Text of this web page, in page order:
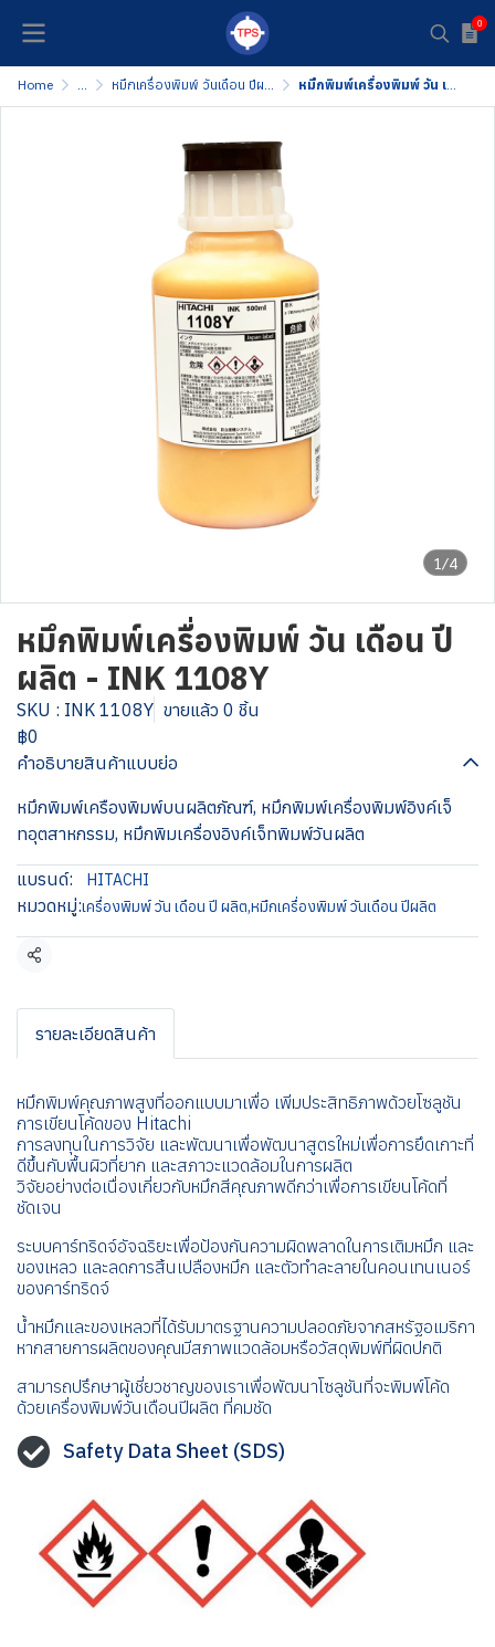
0
Home ... หมึกเครื่องพิมพ์ วันเดือน ปีผลิต หมึกพิมพ์เครื่องพิมพ์ วัน เดือน ปี ผลิต - INK 1108Y
1/4
หมึกพิมพ์เครื่องพิมพ์ วัน เดือน ปี
ผลิต - INK 1108Y
SKU : INK 1108Y ขายแล้ว 0 ชิ้น
฿0
คำอธิบายสินค้าแบบย่อ
หมึกพิมพ์เครืองพิมพ์บนผลิตภัณฑ์, หมึกพิมพ์เครื่องพิมพ์อิงค์เจ็
ทอุตสาหกรรม, หมึกพิมเครื่องอิงค์เจ็ทพิมพ์วันผลิต
แบรนด์: HITACHI
หมวดหมู่:เครื่องพิมพ์ วัน เดือน ปี ผลิต,หมึกเครื่องพิมพ์ วันเดือน ปีผลิต
แชร์
รายละเอียดสินค้า
หมึกพิมพ์คุณภาพสูงที่ออกแบบมาเพื่อ เพิ่มประสิทธิภาพด้วยโซลูชัน
การเขียนโค้ดของ Hitachi
การลงทุนในการวิจัย และพัฒนาเพื่อพัฒนาสูตรใหม่เพื่อการยึดเกาะที่
ดีขึ้นกับพื้นผิวที่ยาก และสภาวะแวดล้อมในการผลิต
วิจัยอย่างต่อเนื่องเกี่ยวกับหมึกสีคุณภาพดีกว่าเพื่อการเขียนโค้ดที่
ชัดเจน
ระบบคาร์ทริดจ์อัจฉริยะเพื่อป้องกันความผิดพลาดในการเติมหมึก และ
ของเหลว และลดการสิ้นเปลืองหมึก และตัวทำละลายในคอนเทนเนอร์
ของคาร์ทริดจ์
น้ำหมึกและของเหลวที่ได้รับมาตรฐานความปลอดภัยจากสหรัฐอเมริกา
หากสายการผลิตของคุณมีสภาพแวดล้อมหรือวัสดุพิมพ์ที่ผิดปกติ
สามารถปรึกษาผู้เชี่ยวชาญของเราเพื่อพัฒนาโซลูชันที่จะพิมพ์โค้ด
ด้วยเครื่องพิมพ์วันเดือนปีผลิต ที่คมชัด
Safety Data Sheet (SDS)